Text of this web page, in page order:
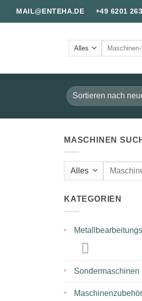
MAIL@ENTEHA.DE +49 6201
Suche
MASCHINEN
Suche
KATEGORIEN
▸
▸ Sondermaschinen
▸ Maschinenzubehör